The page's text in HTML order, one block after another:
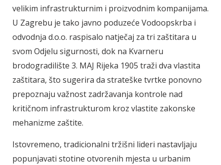
velikim infrastrukturnim i proizvodnim kompanijama.
U Zagrebu je tako javno poduzeće Vodoopskrba i
odvodnja d.o.o. raspisalo natječaj za tri zaštitara u
svom Odjelu sigurnosti, dok na Kvarneru
brodogradilište 3. MAJ Rijeka 1905 traži dva vlastita
zaštitara, što sugerira da strateške tvrtke ponovno
prepoznaju važnost zadržavanja kontrole nad
kritičnom infrastrukturom kroz vlastite zakonske
mehanizme zaštite.
Istovremeno, tradicionalni tržišni lideri nastavljaju
popunjavati stotine otvorenih mjesta u urbanim